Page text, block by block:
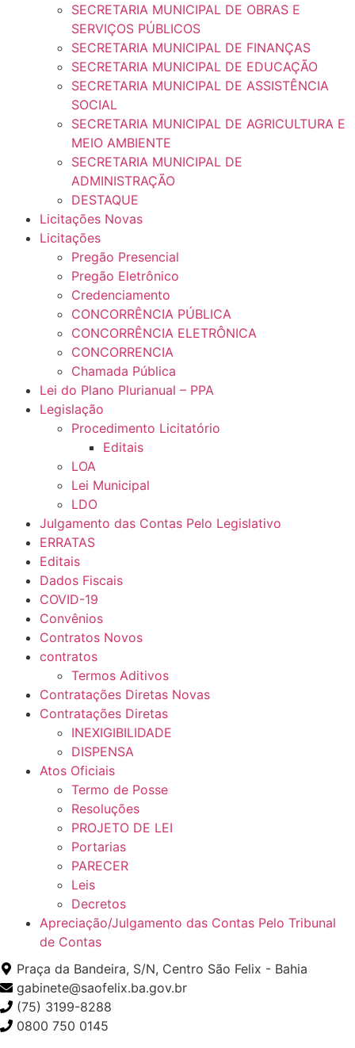
SECRETARIA MUNICIPAL DE OBRAS E
SERVIÇOS PÚBLICOS
SECRETARIA MUNICIPAL DE FINANÇAS
SECRETARIA MUNICIPAL DE EDUCAÇÃO
SECRETARIA MUNICIPAL DE ASSISTÊNCIA
SOCIAL
SECRETARIA MUNICIPAL DE AGRICULTURA E
MEIO AMBIENTE
SECRETARIA MUNICIPAL DE
ADMINISTRAÇÃO
DESTAQUE
Licitações Novas
Licitações
Pregão Presencial
Pregão Eletrônico
Credenciamento
CONCORRÊNCIA PÚBLICA
CONCORRÊNCIA ELETRÔNICA
CONCORRENCIA
Chamada Pública
Lei do Plano Plurianual – PPA
Legislação
Procedimento Licitatório
Editais
LOA
Lei Municipal
LDO
Julgamento das Contas Pelo Legislativo
ERRATAS
Editais
Dados Fiscais
COVID-19
Convênios
Contratos Novos
contratos
Termos Aditivos
Contratações Diretas Novas
Contratações Diretas
INEXIGIBILIDADE
DISPENSA
Atos Oficiais
Termo de Posse
Resoluções
PROJETO DE LEI
Portarias
PARECER
Leis
Decretos
Apreciação/Julgamento das Contas Pelo Tribunal
de Contas
Praça da Bandeira, S/N, Centro São Felix - Bahia
gabinete@saofelix.ba.gov.br
(75) 3199-8288
0800 750 0145